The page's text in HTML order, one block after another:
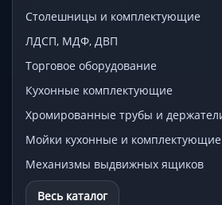
Столешницы и комплектующие
ЛДСП, МДФ, ДВП
Торговое оборудование
Кухонные комплектующие
Хромированные трубы и
Мойки кухонные и комплектующие
Механизмы выдвижных ящиков
Весь каталог